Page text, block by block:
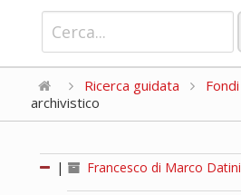
Ricerca guidata Fondi
archivistico
| Francesco di Marco Datini